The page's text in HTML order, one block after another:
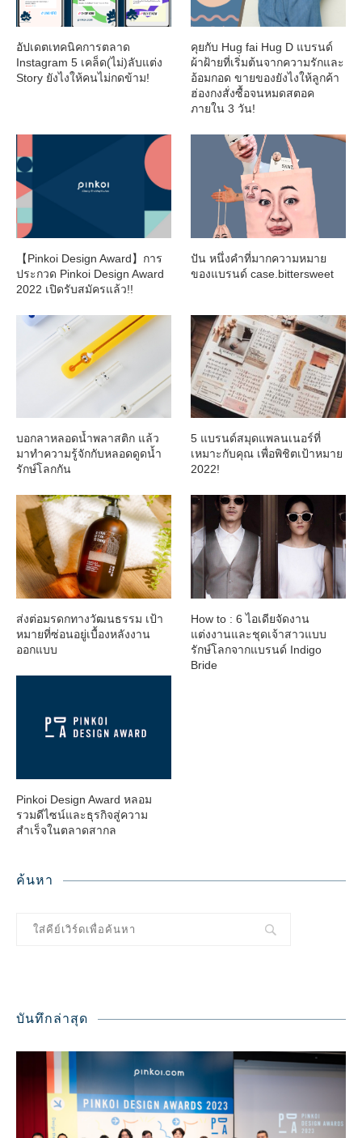
อัปเดตเทคนิคการตลาด
Instagram 5 เคล็ด(ไม่)ลับแต่ง
Story ยังไงให้คนไม่กดข้าม!
คุยกับ Hug fai Hug D แบรนด์
ผ้าฝ้ายที่เริ่มต้นจากความรักและ
อ้อมกอด ขายของยังไงให้ลูกค้า
ฮ่องกงสั่งซื้อจนหมดสตอค
ภายใน 3 วัน!
【Pinkoi Design Award】การ
ประกวด Pinkoi Design Award
2022 เปิดรับสมัครแล้ว!!
ปัน หนึ่งคำที่มากความหมาย
ของแบรนด์ case.bittersweet
บอกลาหลอดน้ำพลาสติก แล้ว
มาทำความรู้จักกับหลอดดูดน้ำ
รักษ์โลกกัน
5 แบรนด์สมุดแพลนเนอร์ที่
เหมาะกับคุณ เพื่อพิชิตเป้าหมาย
2022!
ส่งต่อมรดกทางวัฒนธรรม เป้า
หมายที่ซ่อนอยู่เบื้องหลังงาน
ออกแบบ
How to : 6 ไอเดียจัดงาน
แต่งงานและชุดเจ้าสาวแบบ
รักษ์โลกจากแบรนด์ Indigo
Bride
Pinkoi Design Award หลอม
รวมดีไซน์และธุรกิจสู่ความ
สำเร็จในตลาดสากล
ค้นหา
บันทึกล่าสุด